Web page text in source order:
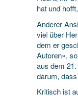
hat und
Anderer
viel über
dem er
Autoren»,
aus dem
darum,
Kritisch ist